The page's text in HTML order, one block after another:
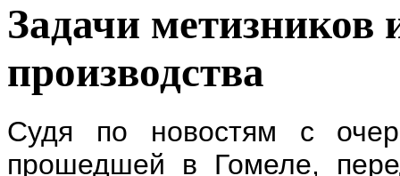
Задачи метизников
производства
Судя по новостям с
прошедшей в Гомеле,